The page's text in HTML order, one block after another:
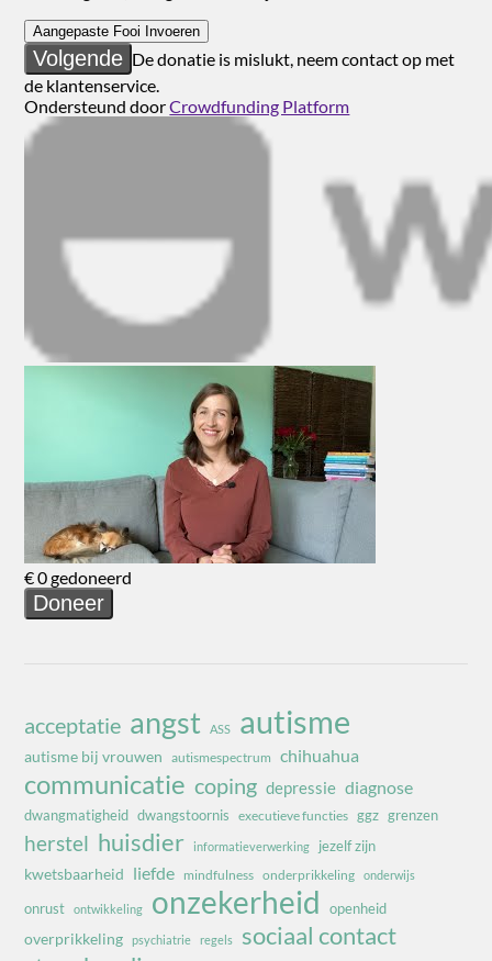
acceptatie angst ASS autisme
autisme bij vrouwen autismespectrum chihuahua
communicatie coping depressie diagnose
dwangmatigheid dwangstoornis executieve functies ggz grenzen
herstel huisdier informatieverwerking jezelf zijn
kwetsbaarheid liefde mindfulness onderprikkeling onderwijs
onrust ontwikkeling onzekerheid openheid
overprikkeling psychiatrie regels
sociaal contact